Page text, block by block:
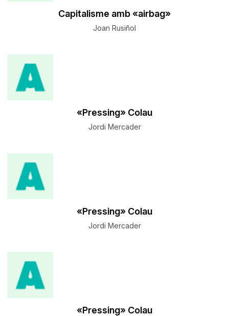
Capitalisme amb «airbag»
Joan Rusiñol
«Pressing» Colau
Jordi Mercader
«Pressing» Colau
Jordi Mercader
«Pressing» Colau